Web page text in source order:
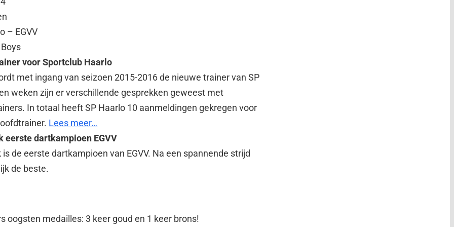
– EGVV
voor Sportclub Haarlo
met ingang van seizoen 2015-2016 de nieuwe trainer van SP
weken zijn er verschillende gesprekken geweest met
In totaal heeft SP Haarlo 10 aanmeldingen gekregen voor
Lees meer…
eerste dartkampioen EGVV
de eerste dartkampioen van EGVV. Na een spannende strijd
de beste.
oogsten medailles: 3 keer goud en 1 keer brons!